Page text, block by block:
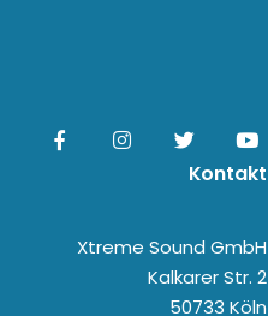
Kontakt
Xtreme Sound GmbH
Kalkarer Str. 2
50733 Köln